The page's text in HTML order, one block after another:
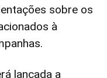
sobre os
à
lançada a